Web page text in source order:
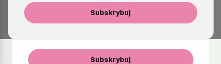
Subskrybuj
Wyrażam zgodę na otrzymywanie e-maili z informacjami
Subskrybuj